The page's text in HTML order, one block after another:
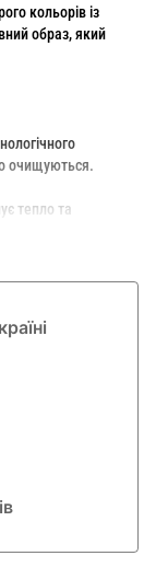
кольорів із
образ, який
очищуються.
тепло та
для надійного
дозволяючи
стопи.